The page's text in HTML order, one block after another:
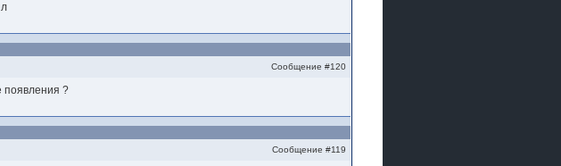
Сообщение #120
появления ?
Сообщение #119